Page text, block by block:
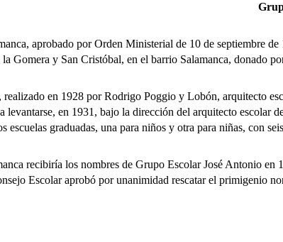
aprobado por Orden Ministerial de 10 de septiembre de
Gomera y San Cristóbal, en el barrio Salamanca, donado
en 1928 por Rodrigo Poggio y Lobón, arquitecto
levantarse, en 1931, bajo la dirección del arquitecto
escuelas graduadas, una para niños y otra para niñas, con
recibiría los nombres de Grupo Escolar José Antonio en
Escolar aprobó por unanimidad rescatar el primigenio